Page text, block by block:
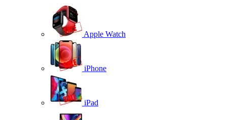
Apple Watch
iPhone
iPad